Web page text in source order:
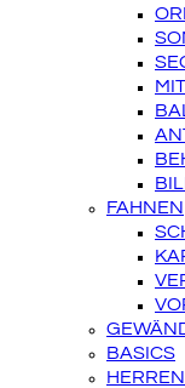
FAHNEN
BASICS